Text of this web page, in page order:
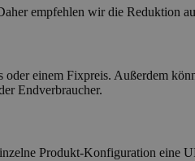
empfehlen wir die Reduktion
einem Fixpreis. Außerdem
Endverbraucher.
Produkt-Konfiguration eine